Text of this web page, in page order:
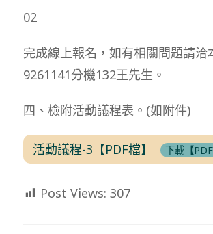
02
完成線上報名，如有相關問題請洽
9261141分機132王先生。
四、檢附活動議程表。(如附件)
活動議程-3【PDF檔】 下載【PDF
Post Views: 307